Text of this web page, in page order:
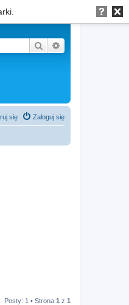
Szukaj
Zaloguj się
się
Posty: 1 • Strona 1 z 1